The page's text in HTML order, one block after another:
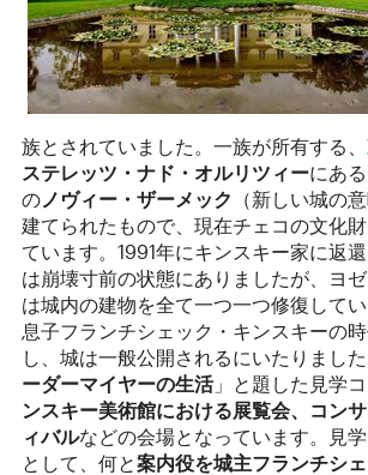
族とされていました。一族が所有する、
ステレッツ・ナド・オルリツィーにあ
の ノヴィー・ザーメック
（新しい城の
建てられたもので、現在チェコの文化
ています。1991年にキンスキー家に返
は崩壊寸前の状態にありましたが、ヨ
は城内の建物を全て一つ一つ修復して
息子フランチシェック・キンスキーの
し、城は一般公開されるにいたりまし
ーダーマイヤーの生活」と題した見学コ
ンスキー美術館における展覧会、コン
ィバルなどの会場となっています。見
として、何と案内役を城主フランチシ